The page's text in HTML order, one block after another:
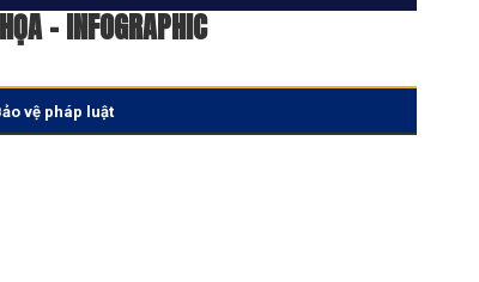
- INFOGRAPHIC
vệ pháp luật